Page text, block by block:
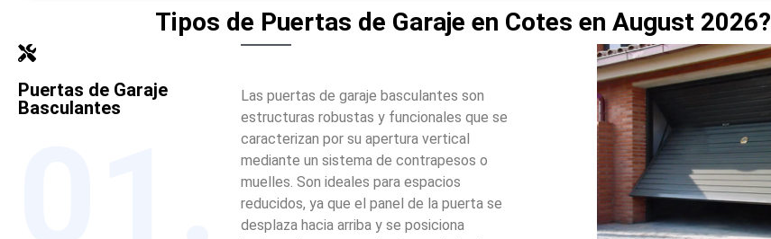
Tipos de Puertas de Garaje en Cotes en August 2026?
Puertas de Garaje
Basculantes
Las puertas de garaje basculantes son
estructuras robustas y funcionales que se
caracterizan por su apertura vertical
mediante un sistema de contrapesos o
muelles. Son ideales para espacios
reducidos, ya que el panel de la puerta se
desplaza hacia arriba y se posiciona